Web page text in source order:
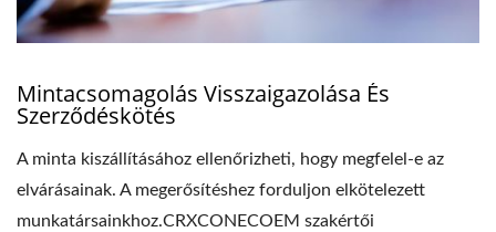
Mintacsomagolás Visszaigazolása És
Szerződéskötés
A minta kiszállításához ellenőrizheti, hogy megfelel-e az
elvárásainak. A megerősítéshez forduljon elkötelezett
munkatársainkhoz.CRXCONECOEM szakértői